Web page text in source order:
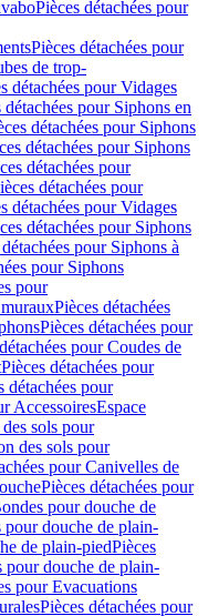
Pièces détachées pour
Pièces détachées pour
de trop-
détachées pour Vidages
détachées pour Siphons en
détachées pour Siphons
détachées pour Siphons
détachées pour
détachées pour
détachées pour Vidages
détachées pour Siphons
pour Siphons à
pour Siphons
pour
Pièces détachées
Pièces détachées pour
pour Coudes de
Pièces détachées pour
détachées pour
AccessoiresEspace
sols pour
des sols pour
pour Canivelles de
Pièces détachées pour
pour douche de
pour douche de plain-
de plain-piedPièces
pour douche de plain-
pour Evacuations
Pièces détachées pour